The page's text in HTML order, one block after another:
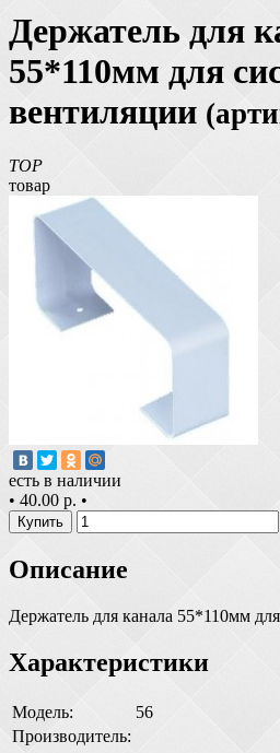
Держатель для
55*110мм для
вентиляции
TOP
товар
есть в наличии
• 40.00 р. •
Купить
Описание
Держатель для канала 55*110мм
Характеристики
Модель:
56
Производитель: